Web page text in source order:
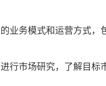
业务模式和运营方式
进行市场研究，了解目标